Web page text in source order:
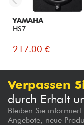
YAMAHA
HS7
217.00 €
Verpassen
durch Erhalt
Bleiben Sie
Angebote, neue